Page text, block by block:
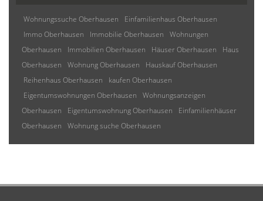
Wohnungssuche Oberhausen
Einfamilienhaus Oberhausen
Immo Oberhausen
Immobilie Oberhausen
Wohnungen
Oberhausen
Immobilien Oberhausen Häuser Oberhausen
Haus
Oberhausen
Wohnung Oberhausen
Hauskauf Oberhausen
Reihenhaus Oberhausen
kaufen Oberhausen
Eigentumswohnungen Oberhausen
Wohnungsanzeigen
Oberhausen
Eigentumswohnung Oberhausen
Einfamilienhäuser
Oberhausen
Wohnung suche Oberhausen